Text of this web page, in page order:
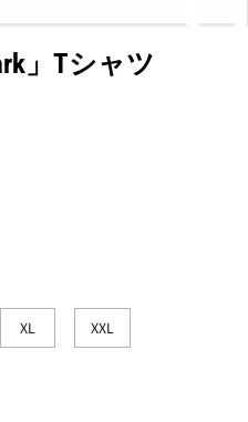
」Tシャツ
XL XXL